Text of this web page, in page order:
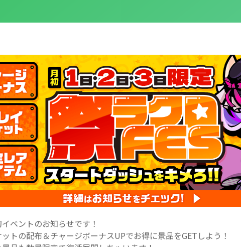
ベントのお知らせです！
トの配布＆チャージボーナスUPでお得に景品をGETしよう！